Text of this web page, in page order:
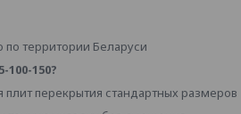
по территории Беларуси
150?
перекрытия стандартных размеров